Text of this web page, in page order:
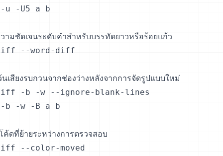
u -U5 a b
ามชัดเจนระดับคำสำหรับบรรทัดยาวหรือร้อยแก้ว
--word-diff
นเสียงรบกวนจากช่องว่างหลังจากการจัดรูปแบบใหม่
-b -w --ignore-blank-lines
b -w -B a b
ค้ดที่ย้ายระหว่างการตรวจสอบ
--color-moved